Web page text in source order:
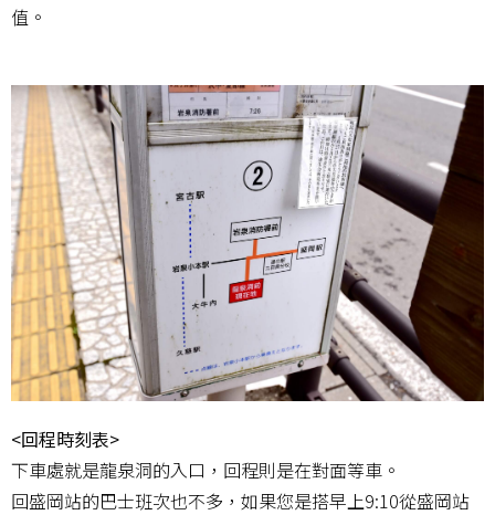
值。
<回程時刻表>
下車處就是龍泉洞的入口，回程則是在對面等車。
回盛岡站的巴士班次也不多，如果您是搭早上9:10從盛岡站